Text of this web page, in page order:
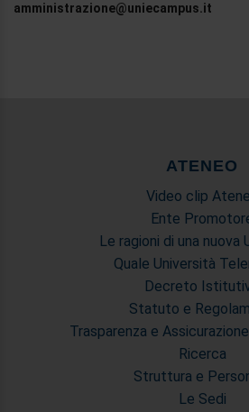
amministrazione@uniecampus.it
ATENEO
Video clip
Ente
Le ragioni di una nuova
Quale Università
Decreto
Statuto e
Trasparenza e
Ricerca
Struttura e
Le Sedi